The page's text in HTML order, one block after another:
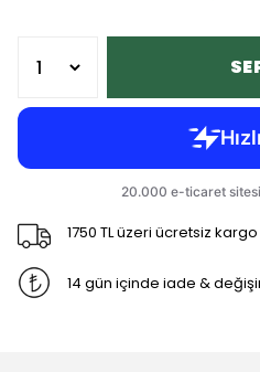
1750 TL üzeri ücretsiz kargo
14 gün içinde iade &